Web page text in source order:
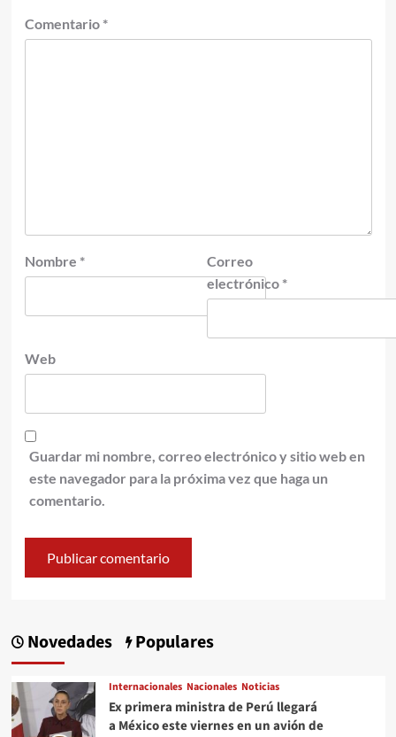
Comentario *
Nombre *
Correo
electrónico *
Web
Guardar mi nombre, correo electrónico y sitio web en
este navegador para la próxima vez que haga un
comentario.
Novedades Populares
Internacionales Nacionales Noticias
Ex primera ministra de Perú llegará
a México este viernes en un avión de